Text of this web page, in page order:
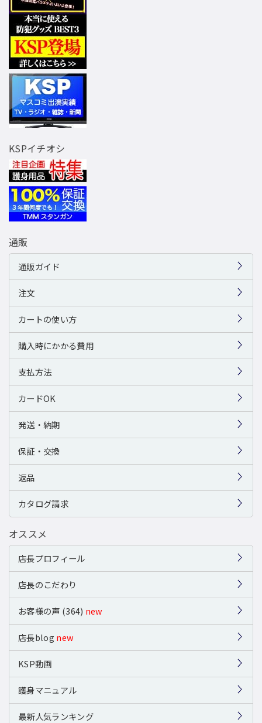
KSPイチオシ
通販
通販ガイド
注文
カートの使い方
購入時にかかる費用
支払方法
カードOK
発送・納期
保証・交換
返品
カタログ請求
オススメ
店長プロフィール
店長のこだわり
お客様の声 (364) new
店長blog new
KSP動画
護身マニュアル
最新人気ランキング